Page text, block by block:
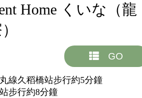
Home くいな（龍
GO
線久稻橋站步行約5分鐘
步行約8分鐘